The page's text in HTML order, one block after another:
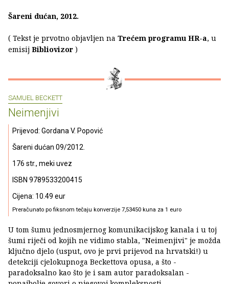
Šareni dućan, 2012.
( Tekst je prvotno objavljen na Trećem programu HR-a, u
emisij Bibliovizor )
SAMUEL BECKETT
Neimenjivi
Prijevod: Gordana V. Popović
Šareni dućan 09/2012.
176 str., meki uvez
ISBN 9789533200415
Cijena: 10.49 eur
Preračunato po fiksnom tečaju konverzije 7,53450 kuna za 1 euro
U tom šumu jednosmjernog komunikacijskog kanala i u toj
šumi riječi od kojih ne vidimo stabla, "Neimenjivi" je možda
ključno djelo (usput, ovo je prvi prijevod na hrvatski!) u
detekciji cjelokupnoga Beckettova opusa, a što -
paradoksalno kao što je i sam autor paradoksalan -